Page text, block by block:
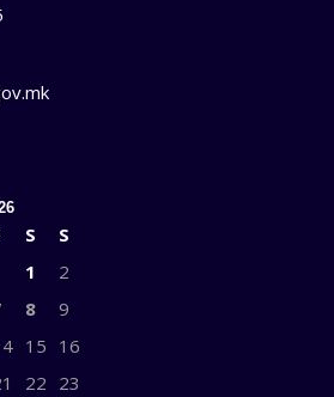
S
S
1
2
8
9
15 16
22 23